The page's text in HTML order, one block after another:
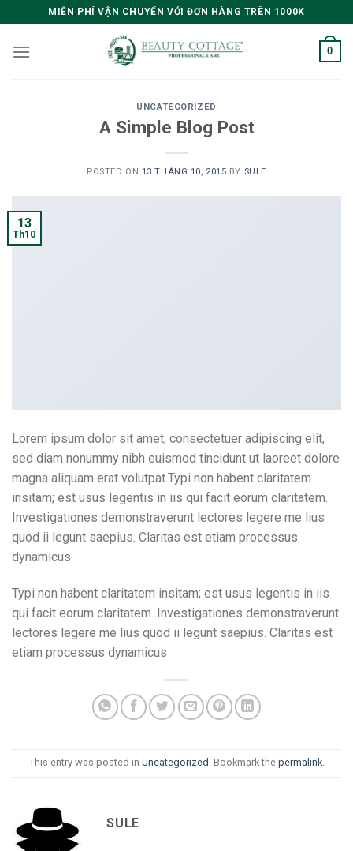
to
content
MIỄN PHÍ VẬN CHUYỂN VỚI ĐƠN HÀNG TRÊN 1000K
0
UNCATEGORIZED
A Simple Blog Post
POSTED ON 13 THÁNG 10, 2015 BY SULE
13
Th10
Lorem ipsum dolor sit amet, consectetuer adipiscing elit,
sed diam nonummy nibh euismod tincidunt ut laoreet dolore
magna aliquam erat volutpat.Typi non habent claritatem
insitam; est usus legentis in iis qui facit eorum claritatem.
Investigationes demonstraverunt lectores legere me lius
quod ii legunt saepius. Claritas est etiam processus
dynamicus
Typi non habent claritatem insitam; est usus legentis in iis
qui facit eorum claritatem. Investigationes demonstraverunt
lectores legere me lius quod ii legunt saepius. Claritas est
etiam processus dynamicus
This entry was posted in Uncategorized . Bookmark the permalink.
SULE